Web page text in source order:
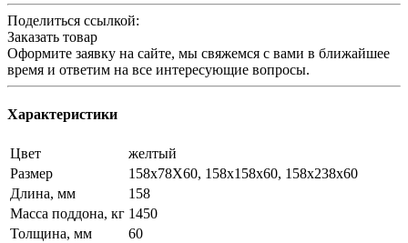
Поделиться ссылкой:
Заказать товар
Оформите заявку на сайте, мы свяжемся с вами в ближайшее
время и ответим на все интересующие вопросы.
Характеристики
Цвет
желтый
Размер
158х78Х60, 158х158х60, 158х238х60
Длина, мм
158
Масса поддона, кг 1450
Толщина, мм
60